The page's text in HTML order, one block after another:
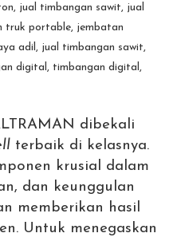
dibekali
terbaik di kelasnya.
krusial dalam
dan keunggulan
memberikan hasil
Untuk menegaskan